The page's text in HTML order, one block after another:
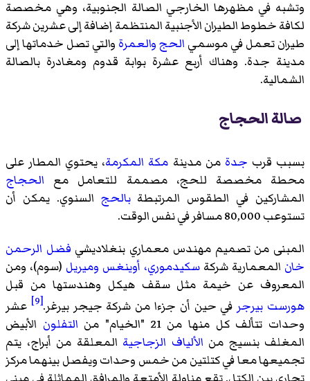
وتشبه في مظهرها الخارجي الصالة الجنوبية، وهي مخصصة
لكافة خطوط الطيران الأجنبية المنتظمة إضافة إلى عشرين شركة
طيران تعمل في موسمي الحجوالعمرة والتي تصل خدماتها إلى
مدينة جدة. وهناك أربع عشرة بوابة قدوم ومغادرة بالصالة
الشمالية.
صالة الحجاج
بسبب قرب جدة من مدينة مكة المكرمة، يحتوي المطار على
محطة مخصصة للحج، مصممة للتعامل مع الحجاج
المشاركين في الطقوس المرتبطةبالحج السنوي. يمكن أن
تستوعب 80,000 مسافر في نفس الوقت.
المبنى من تصميم مهندس معماري بنغلاديشي فضل الرحمن
خان المعمارية شركة سكيدموري، أوينغس وميريل (سوم)، ومن
المعروف عن خيمة مثل سقف هيكل وهندستها من قبل
هورست بيرجر في حين أن جزءا من شركة جيجر بيرغر.
[9]
عشر
وحدات تتألف كل منها من 21 "الخيام" من
التفلون الأبيض
المغلف بنسيج من الألياف الزجاجية المعلقة من أبراج، يتم
تجميعها معا في كتلتين من خمس وحدات ويفصل بينهما مركز